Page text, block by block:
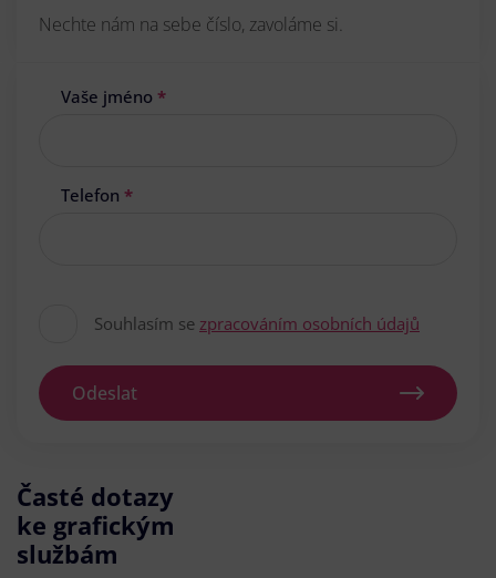
Nechte nám na sebe číslo, zavoláme si.
Vaše jméno *
Telefon *
Souhlasím se zpracováním osobních údajů
Odeslat
Časté dotazy
ke grafickým
službám